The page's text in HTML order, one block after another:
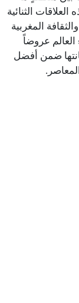
الثنائية
المغربية
عروضاً
ضمن أفضل